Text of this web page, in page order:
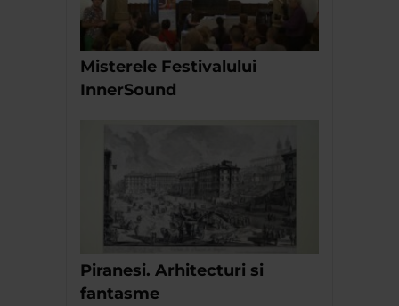
Misterele Festivalului
InnerSound
Piranesi. Arhitecturi si
fantasme